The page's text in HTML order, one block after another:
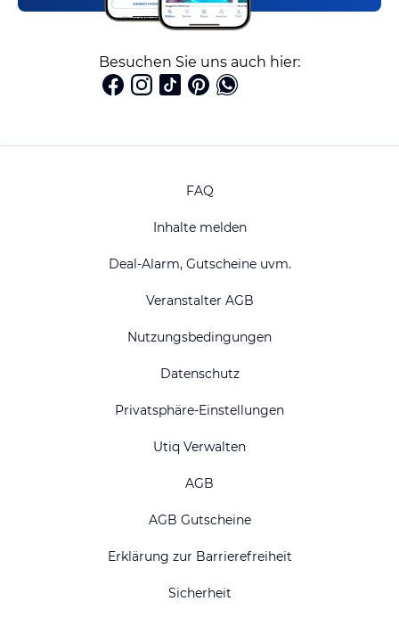
Besuchen Sie uns auch hier:
FAQ
Inhalte melden
Deal-Alarm, Gutscheine uvm.
Veranstalter AGB
Nutzungsbedingungen
Datenschutz
Privatsphäre-Einstellungen
Utiq Verwalten
AGB
AGB Gutscheine
Erklärung zur Barrierefreiheit
Sicherheit